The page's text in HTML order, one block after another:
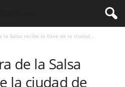
la Salsa recibe la llave de la ciudad...
de la Salsa
la ciudad de